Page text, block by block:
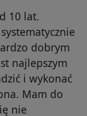
10 lat.
dobrym
najlepszym
i wykonać
Mam do
nie